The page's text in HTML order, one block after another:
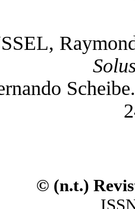
© (n.t.)